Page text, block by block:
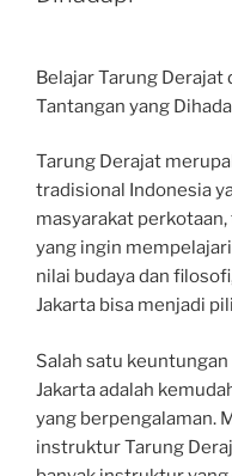
Belajar Tarung Derajat
Tantangan yang
Tarung Derajat
tradisional Indonesia
masyarakat
yang ingin
nilai budaya dan
Jakarta bisa menjadi
Salah satu
Jakarta adalah
yang berpengalaman.
instruktur Tarung